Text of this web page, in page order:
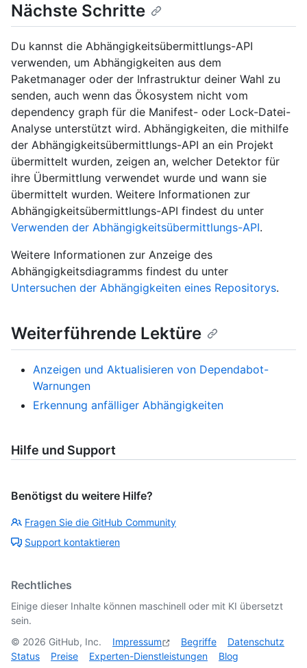
Nächste Schritte
Du kannst die Abhängigkeitsübermittlungs-API
verwenden, um Abhängigkeiten aus dem
Paketmanager oder der Infrastruktur deiner Wahl zu
senden, auch wenn das Ökosystem nicht vom
dependency graph für die Manifest- oder Lock-Datei-
Analyse unterstützt wird. Abhängigkeiten, die mithilfe
der Abhängigkeitsübermittlungs-API an ein Projekt
übermittelt wurden, zeigen an, welcher Detektor für
ihre Übermittlung verwendet wurde und wann sie
übermittelt wurden. Weitere Informationen zur
Abhängigkeitsübermittlungs-API findest du unter
Verwenden der Abhängigkeitsübermittlungs-API.
Weitere Informationen zur Anzeige des
Abhängigkeitsdiagramms findest du unter
Untersuchen der Abhängigkeiten eines Repositorys.
Weiterführende Lektüre
Anzeigen und Aktualisieren von Dependabot-
Warnungen
Erkennung anfälliger Abhängigkeiten
Hilfe und Support
Benötigst du weitere Hilfe?
Fragen Sie die GitHub Community
Support kontaktieren
Rechtliches
Einige dieser Inhalte können maschinell oder mit KI übersetzt
sein.
© 2026 GitHub, Inc. Impressum Begriffe
Datenschutz
Status
Preise Experten-Dienstleistungen Blog